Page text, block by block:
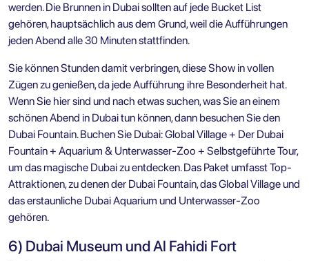
werden. Die Brunnen in Dubai sollten auf jede Bucket List
gehören, hauptsächlich aus dem Grund, weil die Aufführungen
jeden Abend alle 30 Minuten stattfinden.
Sie können Stunden damit verbringen, diese Show in vollen
Zügen zu genießen, da jede Aufführung ihre Besonderheit hat.
Wenn Sie hier sind und nach etwas suchen, was Sie an einem
schönen Abend in Dubai tun können, dann besuchen Sie den
Dubai Fountain. Buchen Sie Dubai: Global Village + Der Dubai
Fountain + Aquarium & Unterwasser-Zoo + Selbstgeführte Tour,
um das magische Dubai zu entdecken. Das Paket umfasstTop-
Attraktionen, zu denen der Dubai Fountain, das Global Village und
das erstaunliche Dubai Aquarium und Unterwasser-Zoo
gehören.
6) Dubai Museum und Al Fahidi Fort